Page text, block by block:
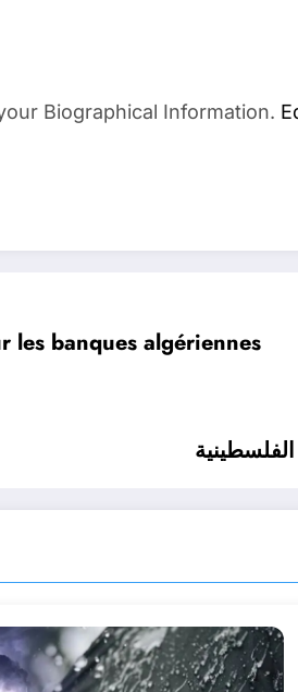
Biographical Information.
les banques algériennes